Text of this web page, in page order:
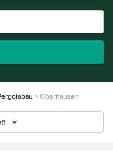
Oberhausen